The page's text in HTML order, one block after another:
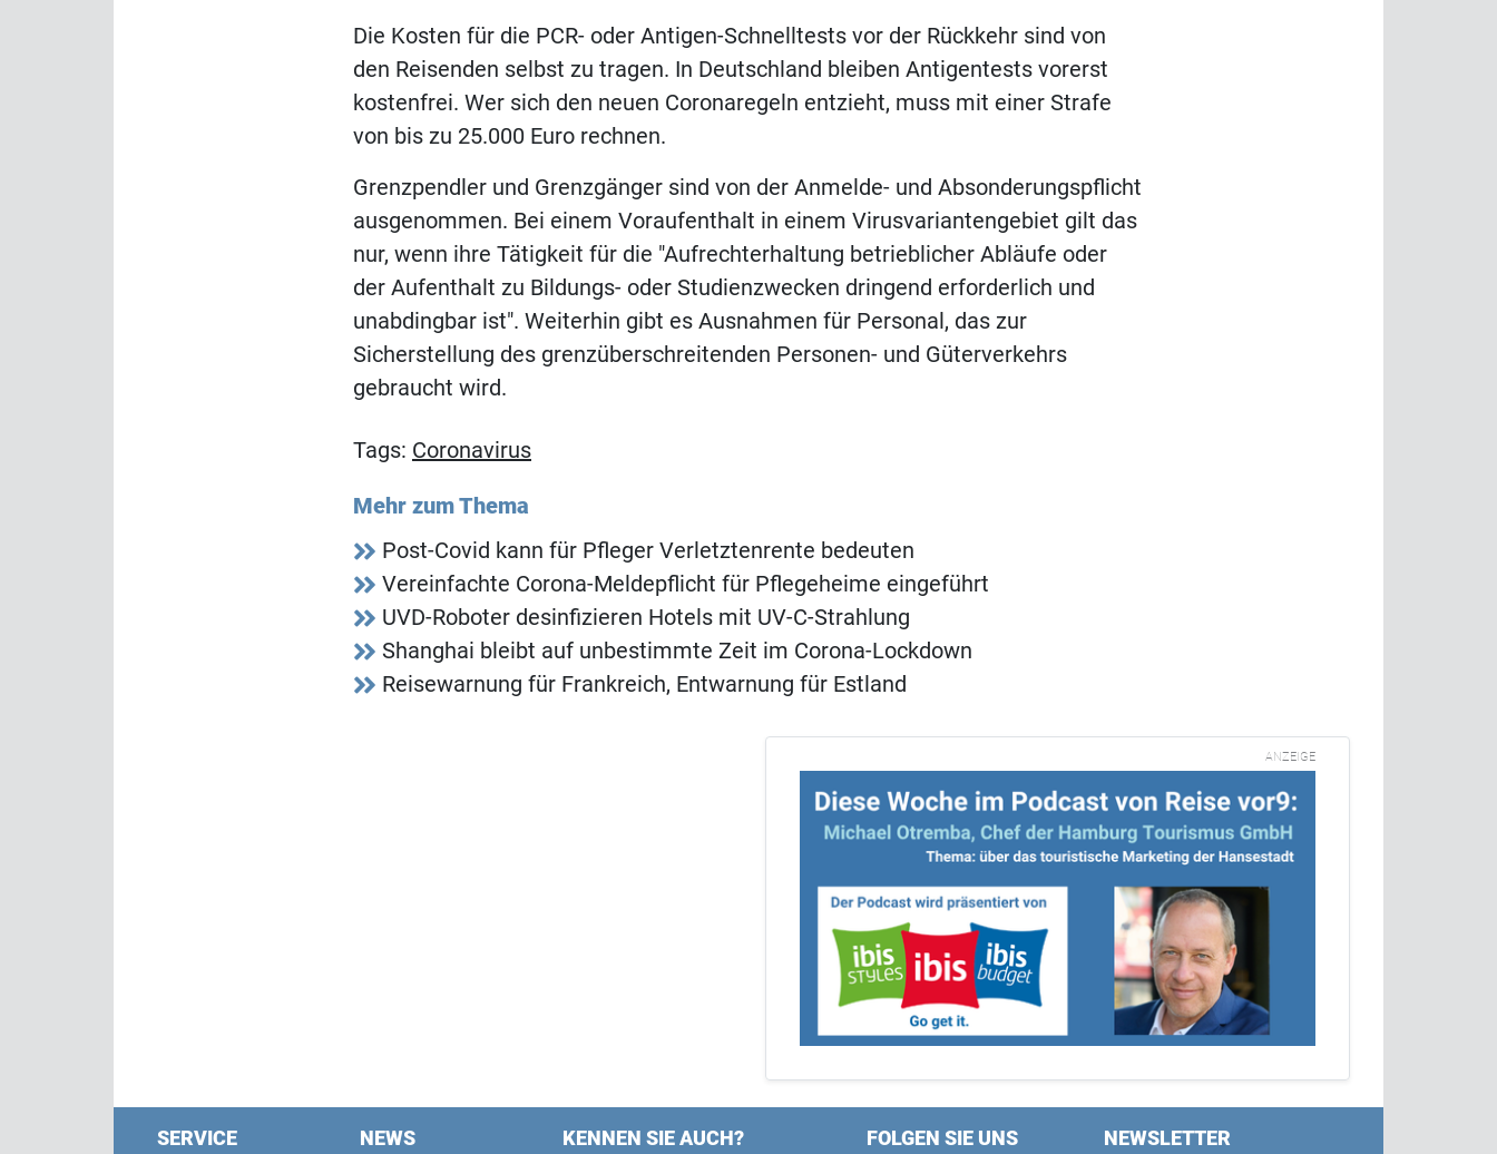
Die Kosten für die PCR- oder Antigen-Schnelltests vor der Rückkehr sind von
den Reisenden selbst zu tragen. In Deutschland bleiben Antigentests vorerst
kostenfrei. Wer sich den neuen Coronaregeln entzieht, muss mit einer Strafe
von bis zu 25.000 Euro rechnen.
Grenzpendler und Grenzgänger sind von der Anmelde- und Absonderungspflicht
ausgenommen. Bei einem Voraufenthalt in einem Virusvariantengebiet gilt das
nur, wenn ihre Tätigkeit für die "Aufrechterhaltung betrieblicher Abläufe oder
der Aufenthalt zu Bildungs- oder Studienzwecken dringend erforderlich und
unabdingbar ist". Weiterhin gibt es Ausnahmen für Personal, das zur
Sicherstellung des grenzüberschreitenden Personen- und Güterverkehrs
gebraucht wird.
Tags: Coronavirus
Mehr zum Thema
Post-Covid kann für Pfleger Verletztenrente bedeuten
Vereinfachte Corona-Meldepflicht für Pflegeheime eingeführt
UVD-Roboter desinfizieren Hotels mit UV-C-Strahlung
Shanghai bleibt auf unbestimmte Zeit im Corona-Lockdown
Reisewarnung für Frankreich, Entwarnung für Estland
ANZEIGE
SERVICE NEWS KENNEN SIE AUCH? FOLGEN SIE UNS
NEWSLETTER